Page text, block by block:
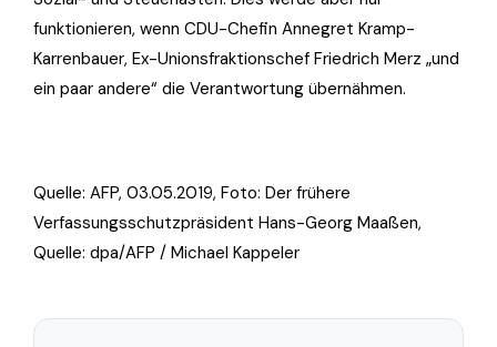
funktionieren, wenn CDU-Chefin Annegret Kramp-
Karrenbauer, Ex-Unionsfraktionschef Friedrich Merz „und
ein paar andere“ die Verantwortung übernähmen.
Quelle: AFP, 03.05.2019, Foto: Der frühere
Verfassungsschutzpräsident Hans-Georg Maaßen,
Quelle: dpa/AFP / Michael Kappeler